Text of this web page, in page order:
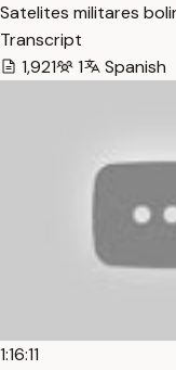
Satelites militares
Transcript
1,921
1 Spanish
1:16:11